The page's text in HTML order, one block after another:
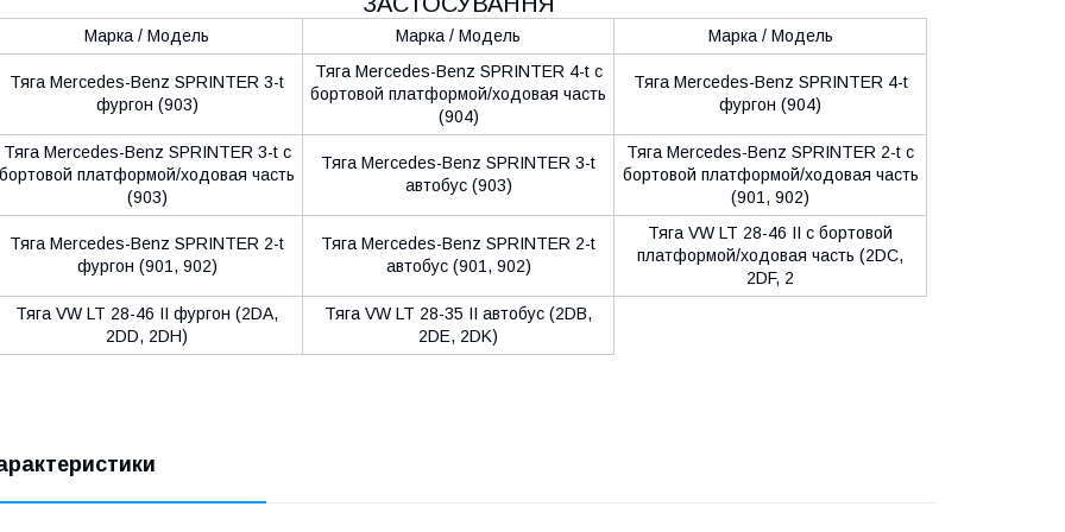
Марка / Модель Марка / Модель Марка / Модель
Тяга Mercedes-Benz SPRINTER 3-t
фургон (903)
Тяга Mercedes-Benz SPRINTER 4-t c
бортовой платформой/ходовая часть
(904)
Тяга Mercedes-Benz SPRINTER 4-t
фургон (904)
Тяга Mercedes-Benz SPRINTER 3-t c
бортовой платформой/ходовая часть
(903)
Тяга Mercedes-Benz SPRINTER 3-t
автобус (903)
Тяга Mercedes-Benz SPRINTER 2-t c
бортовой платформой/ходовая часть
(901, 902)
Тяга Mercedes-Benz SPRINTER 2-t
фургон (901, 902)
Тяга Mercedes-Benz SPRINTER 2-t
автобус (901, 902)
Тяга VW LT 28-46 II c бортовой
платформой/ходовая часть (2DC,
2DF, 2
Тяга VW LT 28-46 II фургон (2DA,
2DD, 2DH)
Тяга VW LT 28-35 II автобус (2DB,
2DE, 2DK)